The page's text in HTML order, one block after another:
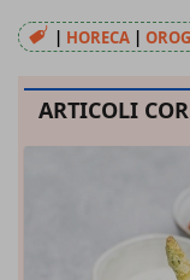
| HORECA |
ARTICOLI